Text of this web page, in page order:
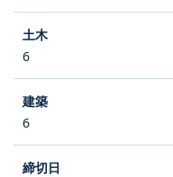
6
6